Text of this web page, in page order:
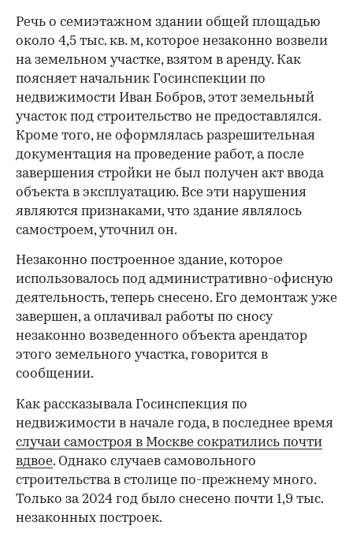
Речь о семиэтажном здании общей площадью
около 4,5 тыс. кв. м, которое незаконно возвели
на земельном участке, взятом в аренду. Как
поясняет начальник Госинспекции по
недвижимости Иван Бобров, этот земельный
участок под строительство не предоставлялся.
Кроме того, не оформлялась разрешительная
документация на проведение работ, а после
завершения стройки не был получен акт ввода
объекта в эксплуатацию. Все эти нарушения
являются признаками, что здание являлось
самостроем, уточнил он.
Незаконно построенное здание, которое
использовалось под административно-офисную
деятельность, теперь снесено. Его демонтаж уже
завершен, а оплачивал работы по сносу
незаконно возведенного объекта арендатор
этого земельного участка, говорится в
сообщении.
Как рассказывала Госинспекция по
недвижимости в начале года, в последнее время
случаи самостроя в Москве сократились почти
вдвое. Однако случаев самовольного
строительства в столице по-прежнему много.
Только за 2024 год было снесено почти 1,9 тыс.
незаконных построек.